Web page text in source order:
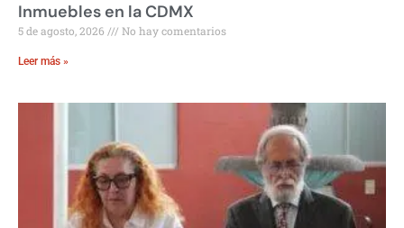
Inmuebles en la CDMX
5 de agosto, 2026 No hay comentarios
Leer más »